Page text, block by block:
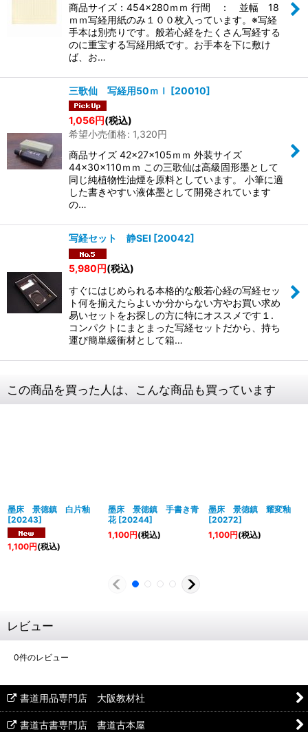
商品サイズ：454×280ｍｍ 行間 ： 並幅 18
ｍｍ写経用紙のみ１００枚入っています。※写経
手本は別売りです。般若心経をたくさん写経する
のに重宝する写経用紙です。お手本を下に敷け
ば、お…
三歌仙 写経用50ｍｌ [20010]
1,056円(税込)
希望小売価格: 1,320円
商品サイズ 42×27×105ｍｍ 外装サイズ
44×30×110ｍｍ この三歌仙は高級固形墨として
同じ純植物性油煙を原料としています。 小筆に適
した書きやすい液体墨として開発されています
の…
写経セット 静SEI [20042]
5,980円(税込)
すぐにはじめられる本格的な般若心経の写経セッ
ト何を揃えたらよいか分からない方やお買い求め
易いセットをお探しの方に特にオススメです１.
コンパクトにまとまった写経セットだから、持ち
運び簡単緩衝材として箱…
この商品を買った人は、こんな商品も買っています
墨床 景徳鎮 白片釉
[20243]
1,100円(税込)
墨床 景徳鎮 手書き青
花 [20244]
1,100円(税込)
墨床 景徳鎮 耀変釉
[20272]
1,100円(税込)
レビュー
0件のレビュー
書道用品専門店 大阪教材社
書道古書専門店 書道古本屋